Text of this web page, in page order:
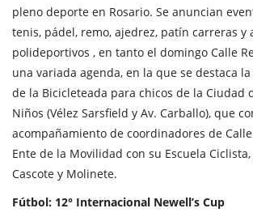
pleno deporte en Rosario. Se anuncian
tenis, pádel, remo, ajedrez, patín carreras y
polideportivos , en tanto el domingo Calle
una variada agenda, en la que se destaca
de la Bicicleteada para chicos de la Ciudad
Niños (Vélez Sarsfield y Av. Carballo), que
acompañamiento de coordinadores de
Ente de la Movilidad con su Escuela
Cascote y Molinete.
Fútbol: 12° Internacional Newell’s Cup